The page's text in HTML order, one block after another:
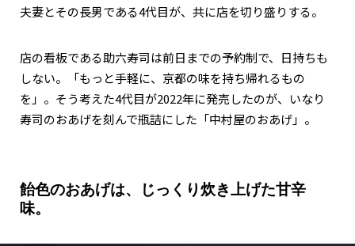
夫妻とその長男である4代目が、共に店を切り盛りする。
店の看板である助六寿司は前日までの予約制で、日持ちも
しない。「もっと手軽に、京都の味を持ち帰れるもの
を」。そう考えた4代目が2022年に発売したのが、いなり
寿司のおあげを刻んで瓶詰にした「中村屋のおあげ」。
飴色のおあげは、じっくり炊き上げた甘辛
味。